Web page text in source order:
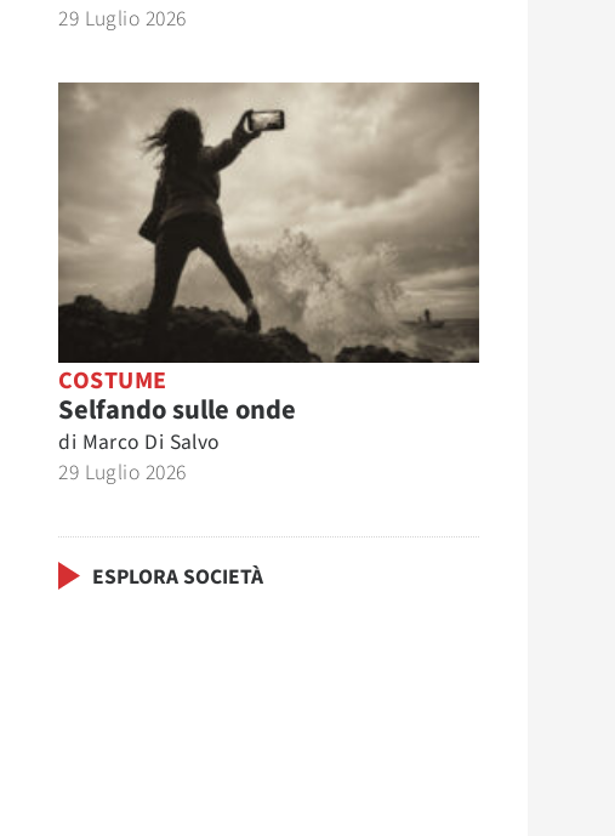
29 Luglio 2026
COSTUME
Selfando sulle onde
di Marco Di Salvo
29 Luglio 2026
ESPLORA SOCIETÀ